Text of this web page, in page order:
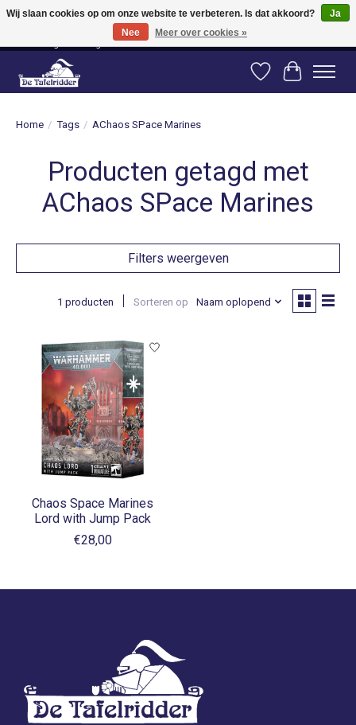
Vanaf 80 euro gratis verzending binnen Nederland! Vanaf 100 euro gratis
verzending naar België en Duitsland!
Verlanglijst
Home / Tags / AChaos SPace Marines
Producten getagd met
AChaos SPace Marines
Filters weergeven
1 producten Sorteren op Naam oplopend
Chaos Space Marines
Lord with Jump Pack
€28,00
Wij slaan cookies op om onze website te verbeteren. Is dat akkoord?
Ja
Nee
Meer over cookies »